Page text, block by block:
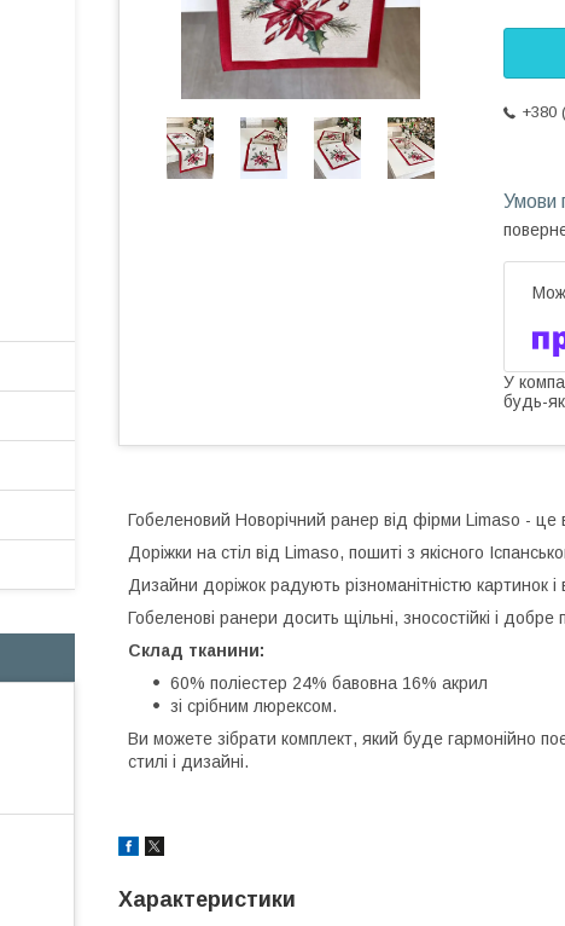
+380
У
будь-
Гобеленовий Новорічний ранер від фірми Limaso - це
Доріжки на стіл від Limaso, пошиті з якісного
Дизайни доріжок радують різноманітністю картинок і
Гобеленові ранери досить щільні, зносостійкі і добре
Склад тканини:
60% поліестер 24% бавовна 16% акрил
зі срібним люрексом.
Ви можете зібрати комплект, який буде гармонійно
стилі і дизайні.
Характеристики